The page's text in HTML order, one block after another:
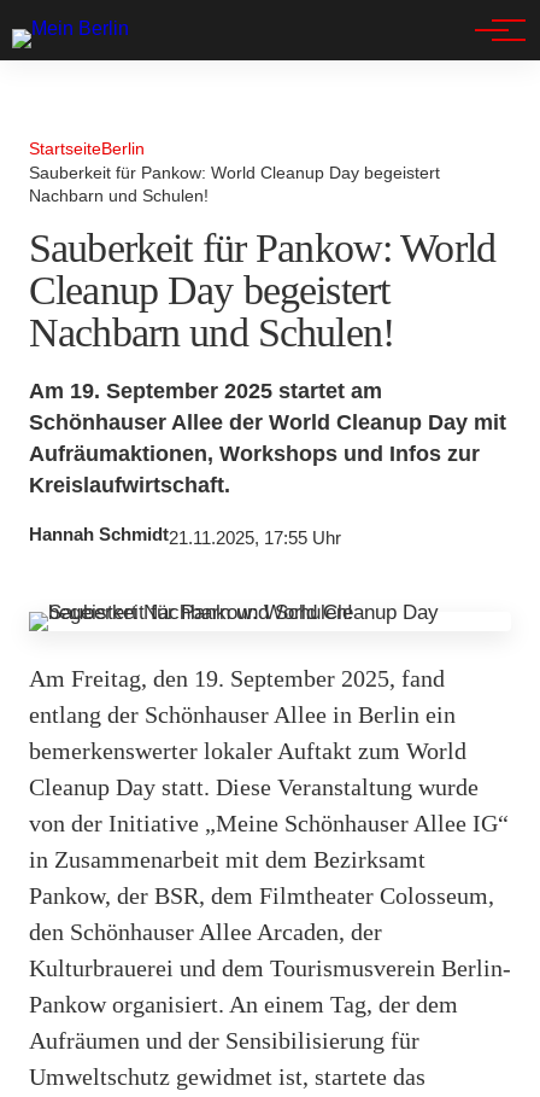
StartseiteBerlin
Sauberkeit für Pankow: World Cleanup Day begeistert
Nachbarn und Schulen!
Sauberkeit für Pankow: World
Cleanup Day begeistert
Nachbarn und Schulen!
Am 19. September 2025 startet am
Schönhauser Allee der World Cleanup Day mit
Aufräumaktionen, Workshops und Infos zur
Kreislaufwirtschaft.
Hannah Schmidt21.11.2025, 17:55 Uhr
Am Freitag, den 19. September 2025, fand
entlang der Schönhauser Allee in Berlin ein
bemerkenswerter lokaler Auftakt zum World
Cleanup Day statt. Diese Veranstaltung wurde
von der Initiative „Meine Schönhauser Allee IG“
in Zusammenarbeit mit dem Bezirksamt
Pankow, der BSR, dem Filmtheater Colosseum,
den Schönhauser Allee Arcaden, der
Kulturbrauerei und dem Tourismusverein Berlin-
Pankow organisiert. An einem Tag, der dem
Aufräumen und der Sensibilisierung für
Umweltschutz gewidmet ist, startete das